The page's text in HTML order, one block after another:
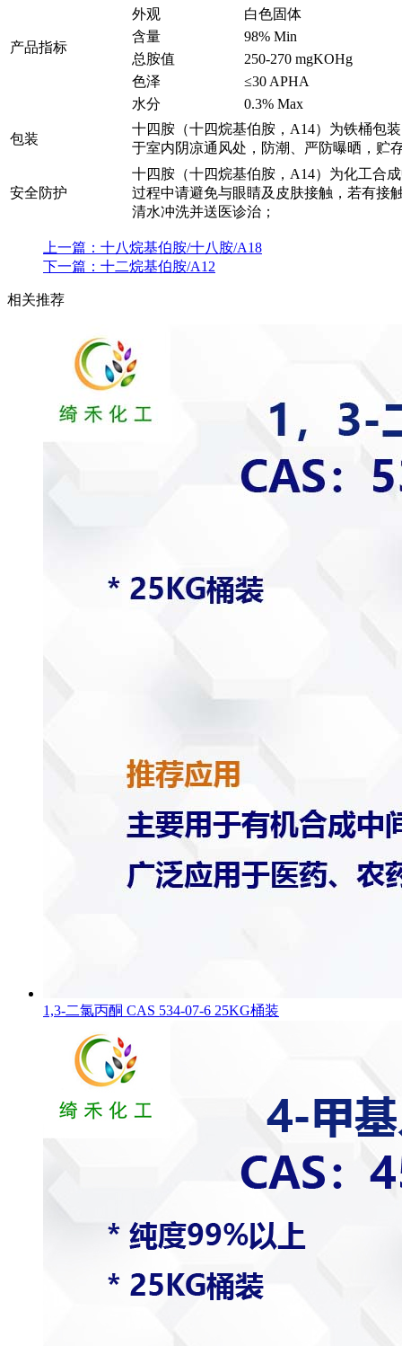
产品指标
外观
白色固体
含量
98% Min
总胺值
250-270 mgKOHg
色泽
≤30 APHA
水分
0.3% Max
包装
十四胺（十四烷基伯胺，A14）为铁桶包
于室内阴凉通风处，防潮、严防曝晒，贮
安全防护
十四胺（十四烷基伯胺，A14）为化工合
过程中请避免与眼睛及皮肤接触，若有接
清水冲洗并送医诊治；
上一篇： 十八烷基伯胺/十八胺/A18
下一篇： 十二烷基伯胺/A12
相关推荐
1,3-二氯丙酮 CAS 534-07-6 25KG桶装